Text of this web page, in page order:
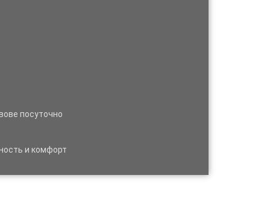
посуточно
и комфорт